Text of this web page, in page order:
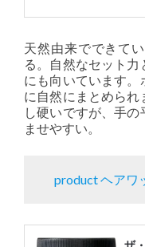
天然由来でできて
る。自然なセット
にも向いています
に自然にまとめら
し硬いですが、手
ませやすい。
product ヘアワ